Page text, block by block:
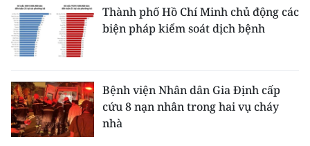
Thành phố Hồ Chí Minh chủ động các
biện pháp kiểm soát dịch bệnh
Bệnh viện Nhân dân Gia Định cấp
cứu 8 nạn nhân trong hai vụ cháy
nhà